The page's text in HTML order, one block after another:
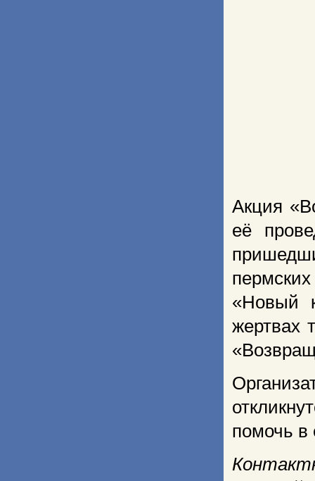
Акция
её
«Новый
жертвах
помочь в